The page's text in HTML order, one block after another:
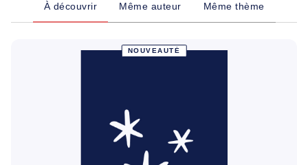
À découvrir Même auteur Même thème
NOUVEAUTÉ